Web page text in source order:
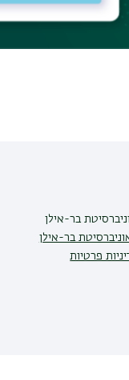
of cyclic
would be the
בר-אילן
בר-אילן
פרטיות